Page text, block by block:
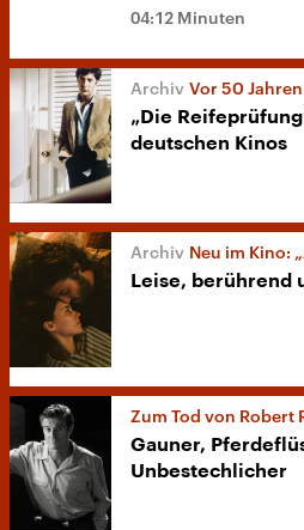
04:12 Minuten
Vor 50 Jahren
„Die
deutschen Kinos
Neu im Kino:
Leise, berührend
Zum Tod von Robert
Gauner,
Unbestechlicher